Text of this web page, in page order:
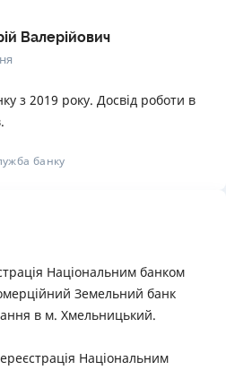
Валерійович
з 2019 року. Досвід роботи в
банку
Національним банком
Земельний банк
в м. Хмельницький.
Національним